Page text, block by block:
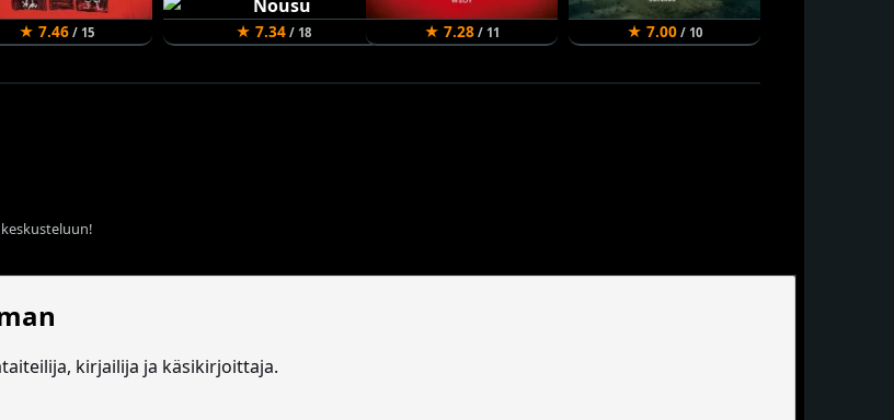
★ 7.46 / 15 ★ 7.34/ 18 ★ 7.28 / 11 ★ 7.00 / 10
kirjailija ja käsikirjoittaja.